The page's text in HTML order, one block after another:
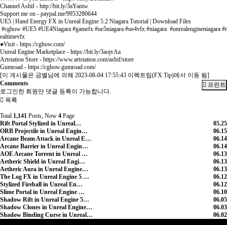
Channel Ashif - http://bit.ly/3aYaniw
Support me on - paypal.me/9953280644
UE5 | Hand Energy FX in Unreal Engine 5.2 Niagara Tutorial | Download Files
#cghow #UE5 #UE4Niagara #gamefx #ue5niagara #ue4vfx #niagara #unrealengineniagara #r
ealtimevfx
●Visit - https://cghow.com/
Unreal Engine Marketplace - https://bit.ly/3aojvAa
Artstation Store - https://www.artstation.com/ashif/store
Gumroad - https://cghow.gumroad.com/
[이 게시물은 금별님에 의해 2023-08-04 17:55:43 이펙트팁(FX Tip)에서 이동 됨]
프린트
Comments
로그인한 회원만 댓글 등록이 가능합니다.
목록
Total 1,141 Posts, Now 4 Page
05.25
Rift Portal Stylized in Unreal…
06.15
ORB Projectile in Unreal Engin…
06.14
Arcane Beam Attack in Unreal E…
06.14
Arcane Barrier in Unreal Engin…
06.13
AOE Arcane Torrent in Unreal …
06.13
Aetheric Shield in Unreal Engi…
06.13
Aetheric Aura in Unreal Engine…
06.12
The Log FX in Unreal Engine 5 …
06.12
Stylized Fireball in Unreal En…
06.10
Slime Portal in Unreal Engine …
06.05
Shadow Rift in Unreal Engine 5…
06.03
Shadow Clones in Unreal Engine…
06.02
Shadow Binding Curse in Unreal…